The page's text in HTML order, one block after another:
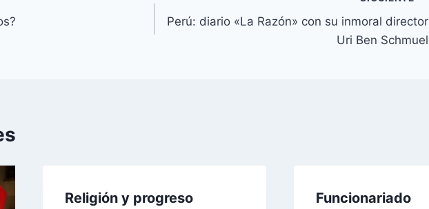
Perú: diario «La Razón» con su inmoral director
Uri Ben Schmuel
Religión y progreso Funcionariado